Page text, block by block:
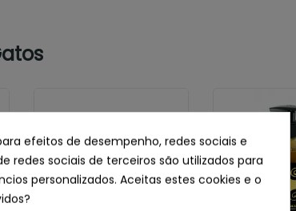
efeitos de desempenho, redes sociais e
redes sociais de terceiros são utilizados para
personalizados. Aceitas estes cookies e o